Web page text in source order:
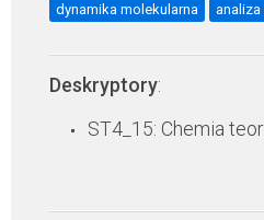
dynamika molekularna analiza
Deskryptory:
ST4_15: Chemia